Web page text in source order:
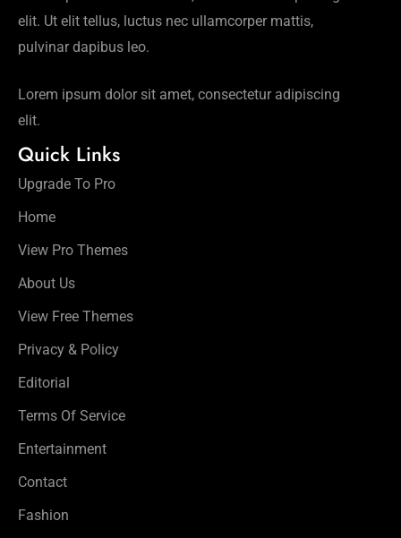
elit. Ut elit tellus, luctus nec ullamcorper mattis,
pulvinar dapibus leo.
Lorem ipsum dolor sit amet, consectetur adipiscing
elit.
Quick Links
Upgrade To Pro
Home
View Pro Themes
About Us
View Free Themes
Privacy & Policy
Editorial
Terms Of Service
Entertainment
Contact
Fashion